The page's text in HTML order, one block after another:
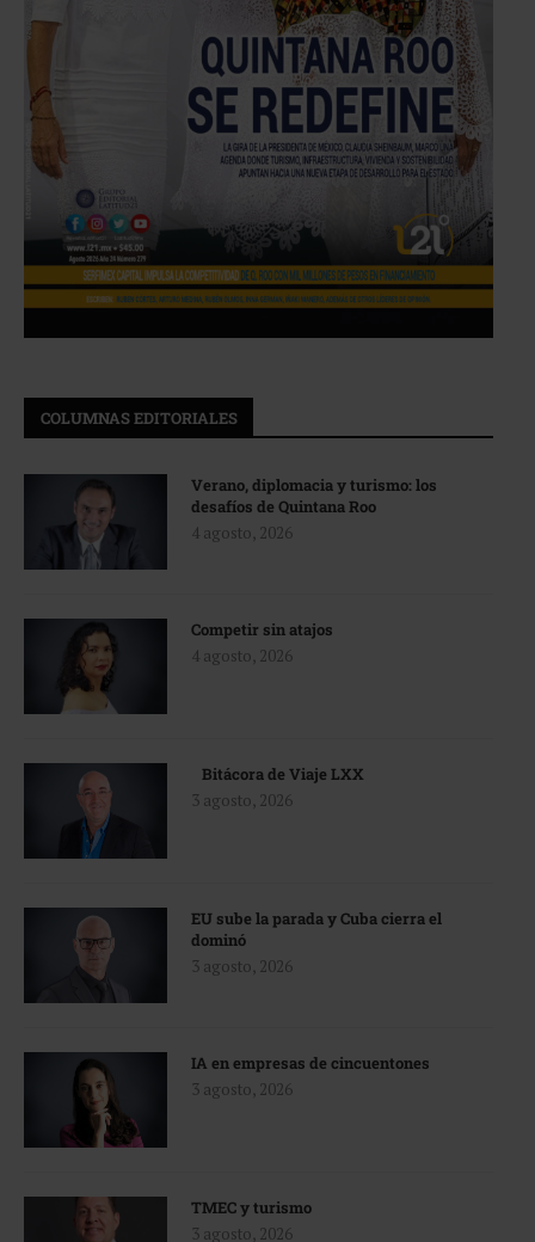
COLUMNAS EDITORIALES
Verano, diplomacia y turismo: los
desafíos de Quintana Roo
4 agosto, 2026
Competir sin atajos
4 agosto, 2026
Bitácora de Viaje LXX
3 agosto, 2026
EU sube la parada y Cuba cierra el
dominó
3 agosto, 2026
IA en empresas de cincuentones
3 agosto, 2026
TMEC y turismo
3 agosto, 2026